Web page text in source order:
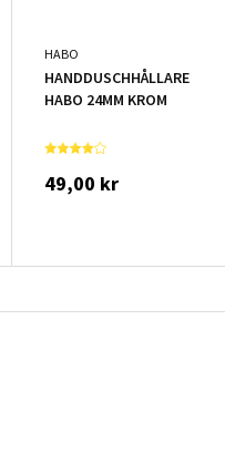
HABO
HANDDUSCHHÅLLARE
HABO 24MM KROM
49,00 kr